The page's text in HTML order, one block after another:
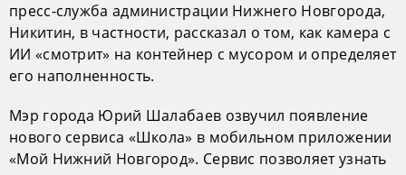
пресс-служба администрации Нижнего Новгорода,
Никитин, в частности, рассказал о том, как камера с
ИИ «смотрит» на контейнер с мусором и определяет
его наполненность.
Мэр города Юрий Шалабаев озвучил появление
нового сервиса «Школа» в мобильном приложении
«Мой Нижний Новгород». Сервис позволяет узнать